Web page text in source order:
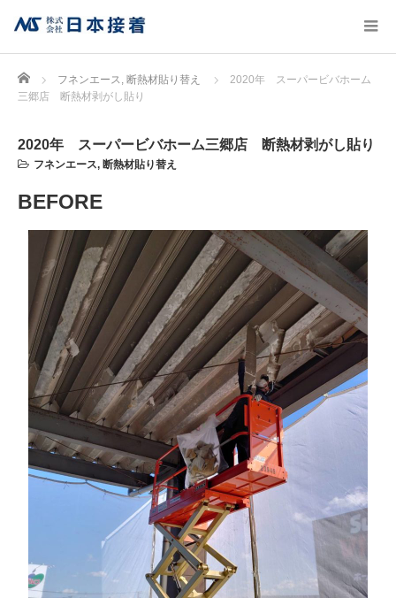
Home フネンエース, 断熱材貼り替え
2020年 スーパービバホーム
三郷店 断熱材剥がし貼り
2020年 スーパービバホーム三郷店 断熱材剥がし貼り
フネンエース, 断熱材貼り替え
BEFORE